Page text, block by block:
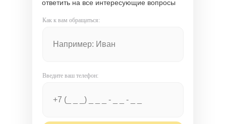
ответить на все интересующие вопросы
Как к вам обращаться:
Введите ваш телефон: